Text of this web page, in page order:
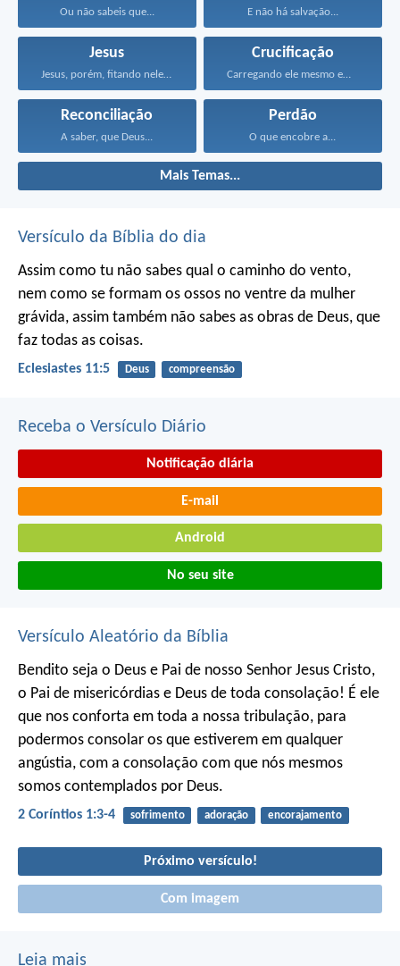
Ou não sabeis que... E não há salvação...
Jesus
Jesus, porém, fitando neles...
Crucificação
Carregando ele mesmo em...
Reconciliação
A saber, que Deus...
Perdão
O que encobre a...
Mais Temas...
Versículo da Bíblia do dia
Assim como tu não sabes qual o caminho do vento,
nem como se formam os ossos no ventre da mulher
grávida, assim também não sabes as obras de Deus, que
faz todas as coisas.
Eclesiastes 11:5 Deus compreensão
Receba o Versículo Diário
Notificação diária
E-mail
Android
No seu site
Versículo Aleatório da Bíblia
Bendito seja o Deus e Pai de nosso Senhor Jesus Cristo,
o Pai de misericórdias e Deus de toda consolação! É ele
que nos conforta em toda a nossa tribulação, para
podermos consolar os que estiverem em qualquer
angústia, com a consolação com que nós mesmos
somos contemplados por Deus.
2 Coríntios 1:3-4 sofrimento adoração encorajamento
Próximo versículo!
Com imagem
Leia mais